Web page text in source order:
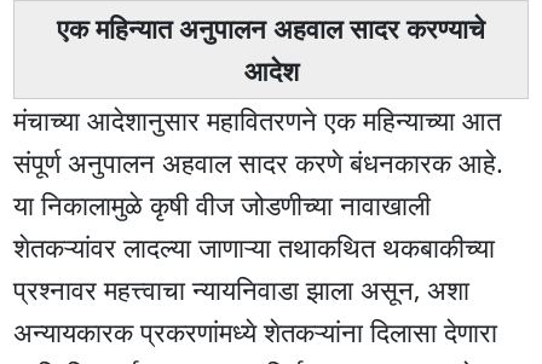
एक महिन्यात अनुपालन अहवाल सादर करण्याचे
आदेश
मंचाच्या आदेशानुसार महावितरणने एक महिन्याच्या आत
संपूर्ण अनुपालन अहवाल सादर करणे बंधनकारक आहे.
या निकालामुळे कृषी वीज जोडणीच्या नावाखाली
शेतकऱ्यांवर लादल्या जाणाऱ्या तथाकथित थकबाकीच्या
प्रश्नावर महत्त्वाचा न्यायनिवाडा झाला असून, अशा
अन्यायकारक प्रकरणांमध्ये शेतकऱ्यांना दिलासा देणारा